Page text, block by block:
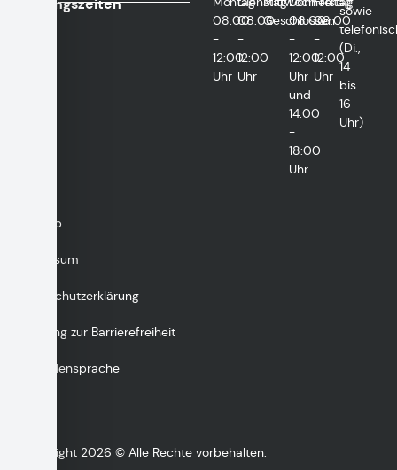
Öffnungszeiten
08:00
-
12:00
Uhr
08:00
-
12:00
Uhr
Geschlossen
08:00
-
12:00
Uhr
und
14:00
-
18:00
Uhr
08:00
-
12:00
Uhr
sowie
(Di.,
14
bis
16
Uhr)
Sitemap
Impressum
Datenschutzerklärung
Erklärung zur Barrierefreiheit
Gebärdensprache
Copyright 2026 © Alle Rechte vorbehalten.